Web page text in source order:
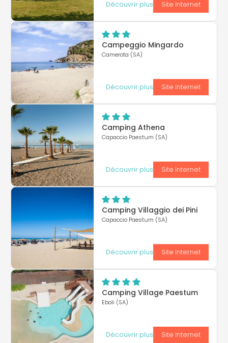
Découvrir plus Site Internet
Campeggio Mingardo
Camerota (SA)
Découvrir plus Site Internet
Camping Athena
Capaccio Paestum (SA)
Découvrir plus Site Internet
Camping Villaggio dei Pini
Capaccio Paestum (SA)
Découvrir plus Site Internet
Camping Village Paestum
Eboli (SA)
Découvrir plus Site Internet